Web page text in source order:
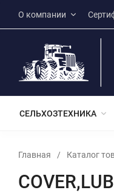
О компании
СЕЛЬХОЗТЕХНИКА
Главная / Каталог